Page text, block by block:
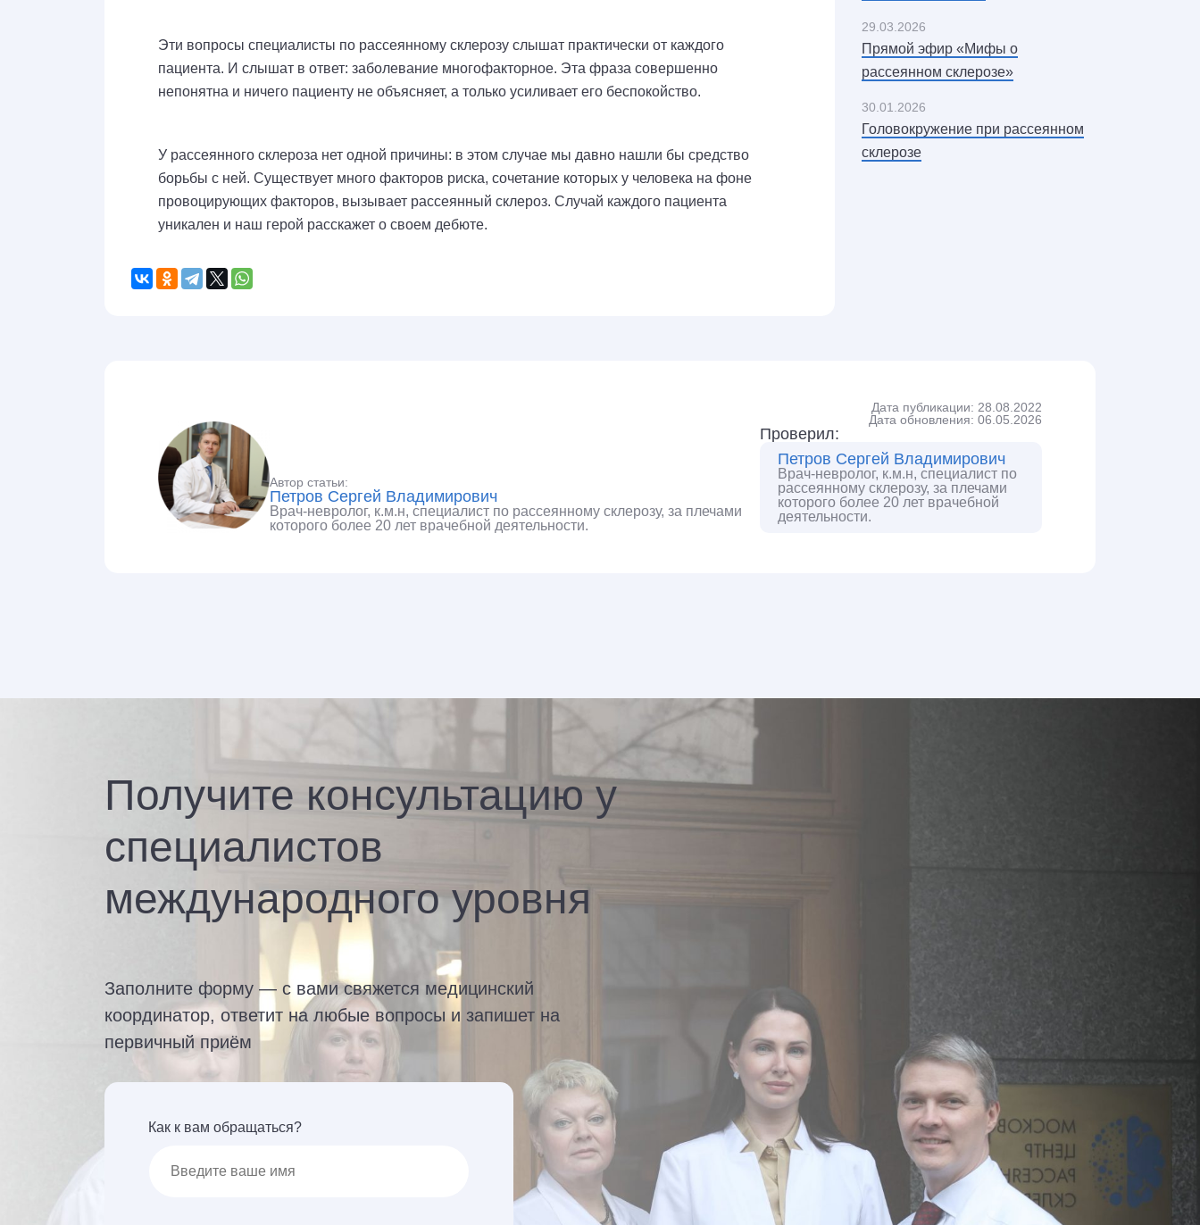
Эти вопросы специалисты по рассеянному склерозу слышат практически от каждого
пациента. И слышат в ответ: заболевание многофакторное. Эта фраза совершенно
непонятна и ничего пациенту не объясняет, а только усиливает его беспокойство.
У рассеянного склероза нет одной причины: в этом случае мы давно нашли бы средство
борьбы с ней. Существует много факторов риска, сочетание которых у человека на фоне
провоцирующих факторов, вызывает рассеянный склероз. Случай каждого пациента
уникален и наш герой расскажет о своем дебюте.
29.03.2026
Прямой эфир «Мифы о
рассеянном склерозе»
30.01.2026
Головокружение при рассеянном
склерозе
Автор статьи:
Петров Сергей Владимирович
Врач-невролог, к.м.н, специалист по рассеянному склерозу, за плечами
которого более 20 лет врачебной деятельности.
Дата публикации: 28.08.2022
Дата обновления: 06.05.2026
Проверил:
Петров Сергей Владимирович
Врач-невролог, к.м.н, специалист по
рассеянному склерозу, за плечами
которого более 20 лет врачебной
деятельности.
Получите консультацию у
специалистов
международного уровня
Заполните форму — с вами свяжется медицинский
координатор, ответит на любые вопросы и запишет на
первичный приём
Как к вам обращаться?